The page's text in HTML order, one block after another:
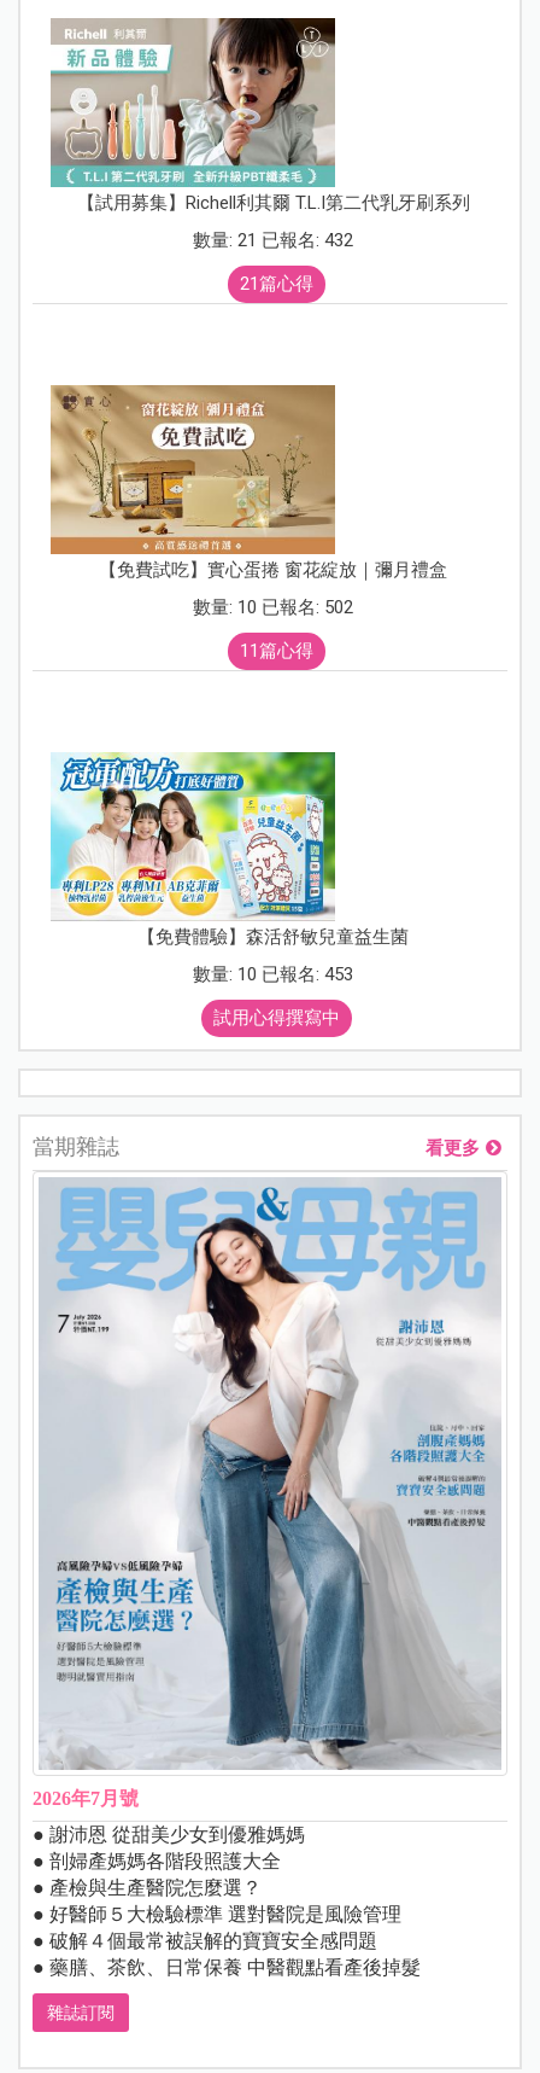
【試用募集】Richell利其爾 T.L.I第二代乳牙刷系列
數量: 21 已報名: 432
21篇心得
【免費試吃】實心蛋捲 窗花綻放｜彌月禮盒
數量: 10 已報名: 502
11篇心得
【免費體驗】森活舒敏兒童益生菌
數量: 10 已報名: 453
試用心得撰寫中
當期雜誌 看更多
2026年7月號
● 謝沛恩 從甜美少女到優雅媽媽
● 剖婦產媽媽各階段照護大全
● 產檢與生產醫院怎麼選？
● 好醫師５大檢驗標準 選對醫院是風險管理
● 破解４個最常被誤解的寶寶安全感問題
● 藥膳、茶飲、日常保養 中醫觀點看產後掉髮
雜誌訂閱